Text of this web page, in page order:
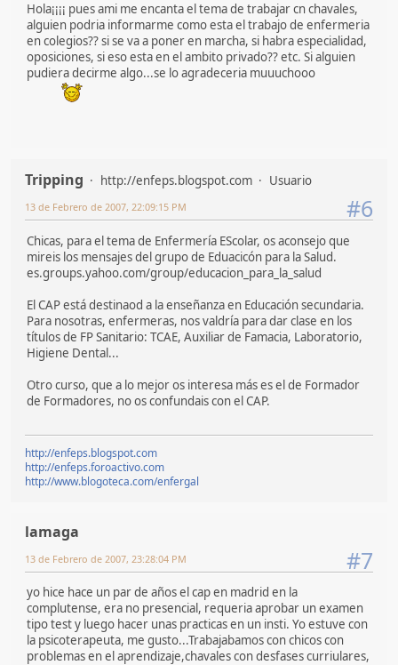
Hola¡¡¡¡ pues ami me encanta el tema de trabajar cn chavales,
alguien podria informarme como esta el trabajo de enfermeria
en colegios?? si se va a poner en marcha, si habra especialidad,
oposiciones, si eso esta en el ambito privado?? etc. Si alguien
pudiera decirme algo...se lo agradeceria muuuchooo
Tripping http://enfeps.blogspot.com Usuario
#6
13 de Febrero de 2007, 22:09:15 PM
Chicas, para el tema de Enfermería EScolar, os aconsejo que
mireis los mensajes del grupo de Eduacicón para la Salud.
es.groups.yahoo.com/group/educacion_para_la_salud
El CAP está destinaod a la enseñanza en Educación secundaria.
Para nosotras, enfermeras, nos valdría para dar clase en los
títulos de FP Sanitario: TCAE, Auxiliar de Famacia, Laboratorio,
Higiene Dental...
Otro curso, que a lo mejor os interesa más es el de Formador
de Formadores, no os confundais con el CAP.
http://enfeps.blogspot.com
http://enfeps.foroactivo.com
http://www.blogoteca.com/enfergal
lamaga
#7
13 de Febrero de 2007, 23:28:04 PM
yo hice hace un par de años el cap en madrid en la
complutense, era no presencial, requeria aprobar un examen
tipo test y luego hacer unas practicas en un insti. Yo estuve con
la psicoterapeuta, me gusto...Trabajabamos con chicos con
problemas en el aprendizaje,chavales con desfases curriulares,